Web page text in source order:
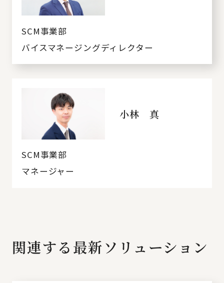
SCM事業部
バイスマネージングディレクター
小林 真
SCM事業部
マネージャー
関連する最新ソリューション